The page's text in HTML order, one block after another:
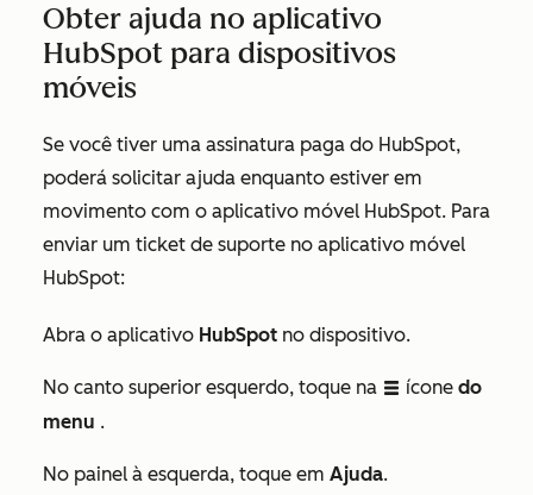
Obter ajuda no aplicativo
HubSpot para dispositivos
móveis
Se você tiver uma assinatura paga do HubSpot,
poderá solicitar ajuda enquanto estiver em
movimento com o aplicativo móvel HubSpot. Para
enviar um ticket de suporte no aplicativo móvel
HubSpot:
Abra o aplicativo HubSpot no dispositivo.
No canto superior esquerdo, toque na listView ícone do
menu .
No painel à esquerda, toque em Ajuda.